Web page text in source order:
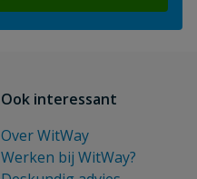
Ook interessant
Over WitWay
Werken bij WitWay?